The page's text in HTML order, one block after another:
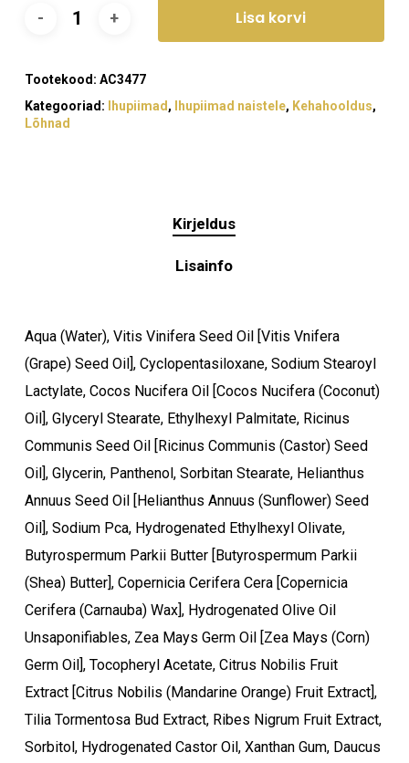
Ostukorvis ei ole tooteid.
Mine poodi
Lisa korvi
Tootekood: AC3477
Kategooriad:
Ihupiimad , Ihupiimad naistele, Kehahooldus,
Lõhnad
Kirjeldus
Lisainfo
Aqua (Water), Vitis Vinifera Seed Oil [Vitis Vnifera
(Grape) Seed Oil], Cyclopentasiloxane, Sodium Stearoyl
Lactylate, Cocos Nucifera Oil [Cocos Nucifera (Coconut)
Oil], Glyceryl Stearate, Ethylhexyl Palmitate, Ricinus
Communis Seed Oil [Ricinus Communis (Castor) Seed
Oil], Glycerin, Panthenol, Sorbitan Stearate, Helianthus
Annuus Seed Oil [Helianthus Annuus (Sunflower) Seed
Oil], Sodium Pca, Hydrogenated Ethylhexyl Olivate,
Butyrospermum Parkii Butter [Butyrospermum Parkii
(Shea) Butter], Copernicia Cerifera Cera [Copernicia
Cerifera (Carnauba) Wax], Hydrogenated Olive Oil
Unsaponifiables, Zea Mays Germ Oil [Zea Mays (Corn)
Germ Oil], Tocopheryl Acetate, Citrus Nobilis Fruit
Extract [Citrus Nobilis (Mandarine Orange) Fruit Extract],
Tilia Tormentosa Bud Extract, Ribes Nigrum Fruit Extract,
Sorbitol, Hydrogenated Castor Oil, Xanthan Gum, Daucus